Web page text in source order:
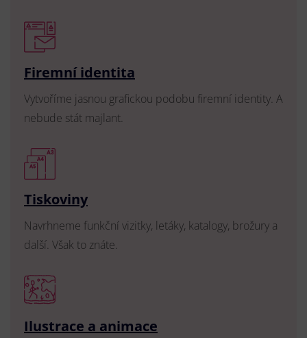
Firemní identita
Vytvoříme jasnou grafickou podobu firemní identity. A
nebude stát majlant.
Tiskoviny
Navrhneme funkční vizitky, letáky, katalogy, brožury a
další. Však to znáte.
Ilustrace a animace